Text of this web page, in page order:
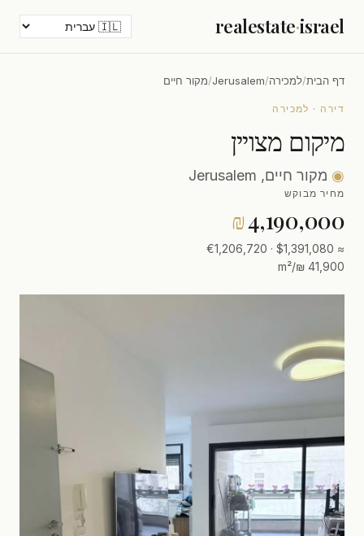
realestate·israel
דף הבית/למכירה/
Jerusalem
/מקור חיים
דירה · למכירה
מיקום מצויין
◉ מקור חיים, Jerusalem
מחיר מבוקש
₪4,190,000
≈ $1,391,080 · €1,206,720
41,900 ₪/m²